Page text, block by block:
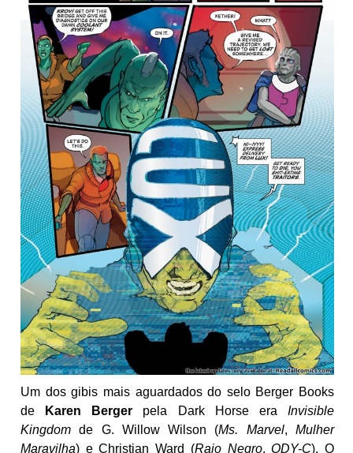
Um dos gibis mais aguardados do selo Berger Books
de
Karen Berger pela Dark Horse eraInvisible
Kingdom de G. Willow Wilson (Ms. Marvel,Mulher
Maravilha) e Christian Ward (Raio Negro,ODY-C). O